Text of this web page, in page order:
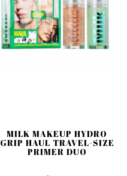
MILK MAKEUP HYDRO
GRIP HAUL TRAVEL-SIZE
PRIMER DUO